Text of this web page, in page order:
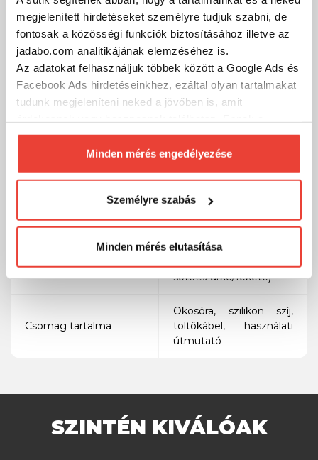
megjelenített hirdetéseket személyre tudjuk szabni, de
fontosak a közösségi funkciók biztosításához illetve az
jadabo.com analitikájának elemzéséhez is.
Az adatokat felhasználjuk többek között a Google Ads és
Facebook Ads hirdetéseinkhez, ezáltal olyan tartalmakat
tudunk megjeleníteni neked a jövőben is, amit
biztosításához arra kérünk, hogy engedd meg
számunkra minden mérés használatát.
Természetesensoha semmilyen formában nem fogunk
megváltoztathatod a döntésed ezzel kapcsolatban.
Előre is köszönjük!
Minden mérés engedélyezése
Személyre szabás
Minden mérés elutasítása
Zene
Beépített zenelejátszás,
párosított telefonról
vezérelhető
Okos értesítések
Hívások, üzenetek,
értesítések, naptár,
alkalmazások kezelése
közvetlenül az órán
hangvezérlés, térképek,
navigáció, Garmin Pay
Cserélhető szilikon szíj
sötétszürke/fekete)
Csomag tartalma
Okosóra, szilikon szíj,
töltőkábel, használati
útmutató
SZINTÉN KIVÁLÓAK